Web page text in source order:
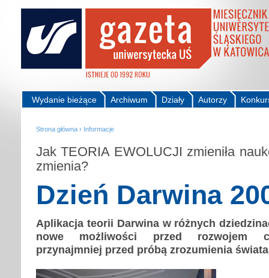
Autorzy
Działy
Archiwum
Wydanie bieżące
Strona główna › Informacje
Jak TEORIA EWOLUCJI zmieniła
zmienia?
Dzień Darwina
Aplikacja teorii Darwina w różnych
nowe możliwości przed rozwojem
przynajmniej przed próbą zrozumienia